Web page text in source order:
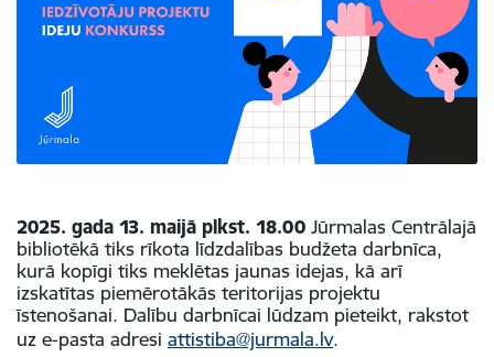
2025. gada 13. maijā plkst. 18.00 Jūrmalas Centrālajā
bibliotēkā tiks rīkota līdzdalības budžeta darbnīca,
kurā kopīgi tiks meklētas jaunas idejas, kā arī
izskatītas piemērotākās teritorijas projektu
īstenošanai. Dalību darbnīcai lūdzam pieteikt, rakstot
uz e-pasta adresi attistiba@jurmala.lv.